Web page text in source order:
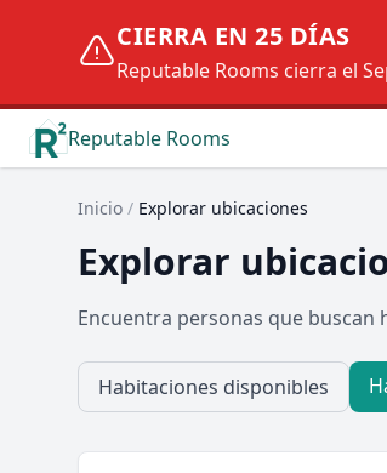
CIERRA EN 25 DÍAS
Reputable Rooms cierra el
Reputable Rooms
Inicio / Explorar ubicaciones
Explorar
Encuentra personas que buscan
Habitaciones disponibles